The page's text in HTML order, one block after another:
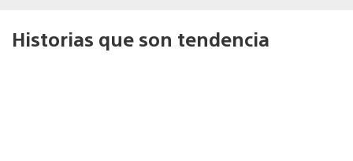
Historias que son tendencia